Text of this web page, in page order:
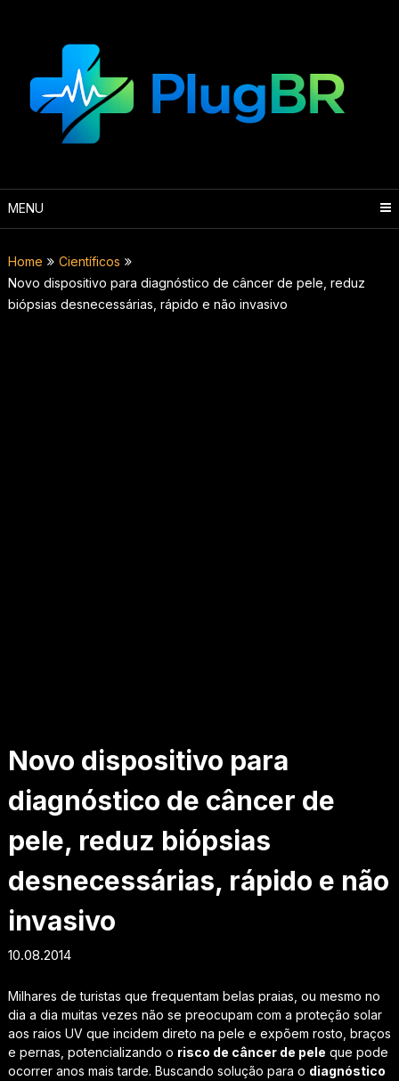
MENU
Home
Científicos
Novo dispositivo para diagnóstico de câncer de pele, reduz
biópsias desnecessárias, rápido e não invasivo
Novo dispositivo para
diagnóstico de câncer de
pele, reduz biópsias
desnecessárias, rápido e não
invasivo
10.08.2014
Milhares de turistas que frequentam belas praias, ou mesmo no
dia a dia muitas vezes não se preocupam com a proteção solar
aos raios UV que incidem direto na pele e expõem rosto, braços
e pernas, potencializando o risco de câncer de pele que pode
ocorrer anos mais tarde. Buscando solução para o diagnóstico